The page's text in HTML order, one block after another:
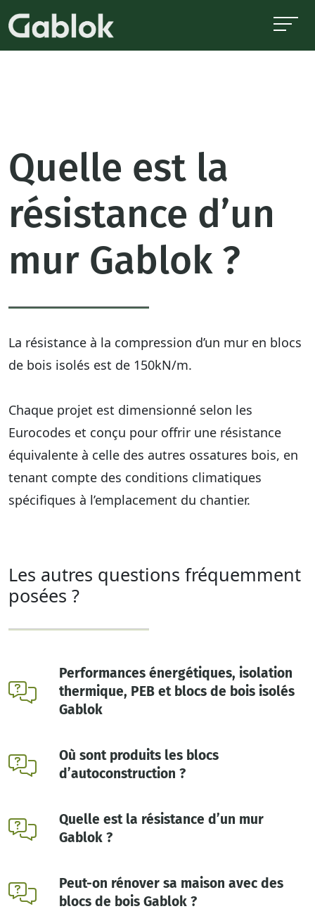
Quelle est la
résistance d’un
mur Gablok ?
La résistance à la compression d’un mur en blocs
de bois isolés est de 150kN/m.
Chaque projet est dimensionné selon les
Eurocodes et conçu pour offrir une résistance
équivalente à celle des autres ossatures bois, en
tenant compte des conditions climatiques
spécifiques à l’emplacement du chantier.
Les autres questions fréquemment
posées ?
Performances énergétiques, isolation
thermique, PEB et blocs de bois isolés
Gablok
Où sont produits les blocs
d’autoconstruction ?
Quelle est la résistance d’un mur
Gablok ?
Peut-on rénover sa maison avec des
blocs de bois Gablok ?